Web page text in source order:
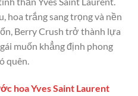
hoa trắng sang trọng và nền
Berry Crush trở thành lựa
muốn khẳng định phong
quên.
hoa Yves Saint Laurent